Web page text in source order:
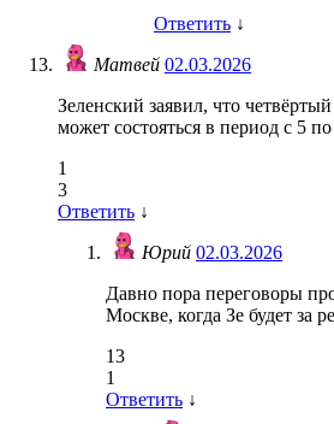
Ответить ↓
Матвей 02.03.2026
Зеленский заявил, что
может состояться в период с 5
1
3
Ответить ↓
Юрий 02.03.2026
Давно пора переговоры
Москве, когда Зе будет за
13
1
Ответить ↓